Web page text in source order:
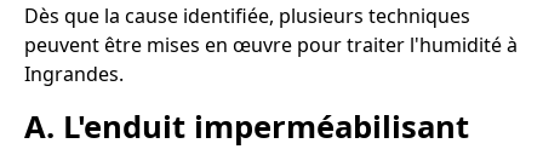
Dès que la cause identifiée, plusieurs techniques
peuvent être mises en œuvre pour traiter l'humidité à
Ingrandes.
A. L'enduit imperméabilisant